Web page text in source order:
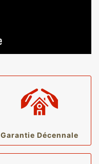
Garantie Décennale